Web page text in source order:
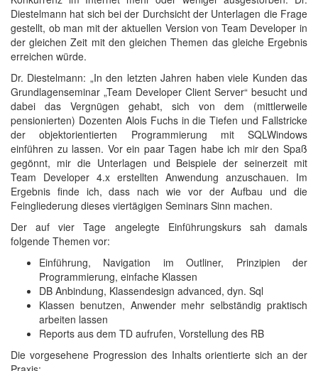
Diestelmann hat sich bei der Durchsicht der Unterlagen die Frage
gestellt, ob man mit der aktuellen Version von Team Developer in
der gleichen Zeit mit den gleichen Themen das gleiche Ergebnis
erreichen würde.
Dr. Diestelmann: „In den letzten Jahren haben viele Kunden das
Grundlagenseminar „Team Developer Client Server“ besucht und
dabei das Vergnügen gehabt, sich von dem (mittlerweile
pensionierten) Dozenten Alois Fuchs in die Tiefen und Fallstricke
der objektorientierten Programmierung mit SQLWindows
einführen zu lassen. Vor ein paar Tagen habe ich mir den Spaß
gegönnt, mir die Unterlagen und Beispiele der seinerzeit mit
Team Developer 4.x erstellten Anwendung anzuschauen. Im
Ergebnis finde ich, dass nach wie vor der Aufbau und die
Feingliederung dieses viertägigen Seminars Sinn machen.
Der auf vier Tage angelegte Einführungskurs sah damals
folgende Themen vor:
Einführung, Navigation im Outliner, Prinzipien der
Programmierung, einfache Klassen
DB Anbindung, Klassendesign advanced, dyn. Sql
Klassen benutzen, Anwender mehr selbständig praktisch
arbeiten lassen
Reports aus dem TD aufrufen, Vorstellung des RB
Die vorgesehene Progression des Inhalts orientierte sich an der